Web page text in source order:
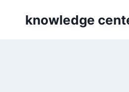
knowledge